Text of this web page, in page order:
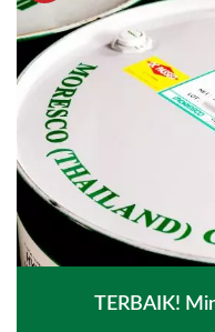
TERBAIK!